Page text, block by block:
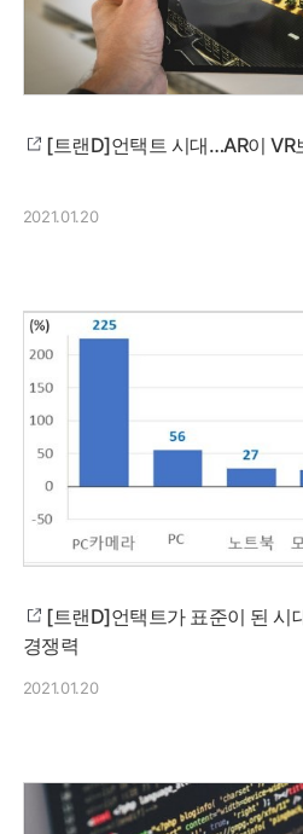
[트랜D]언택트 시대…AR이 VR
2021.01.20
[트랜D]언택트가 표준이 된 시
경쟁력
2021.01.20